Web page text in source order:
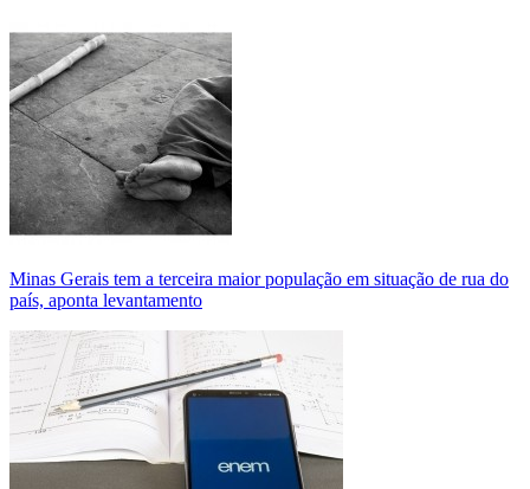
Minas Gerais tem a terceira maior população em situação de rua do
país, aponta levantamento